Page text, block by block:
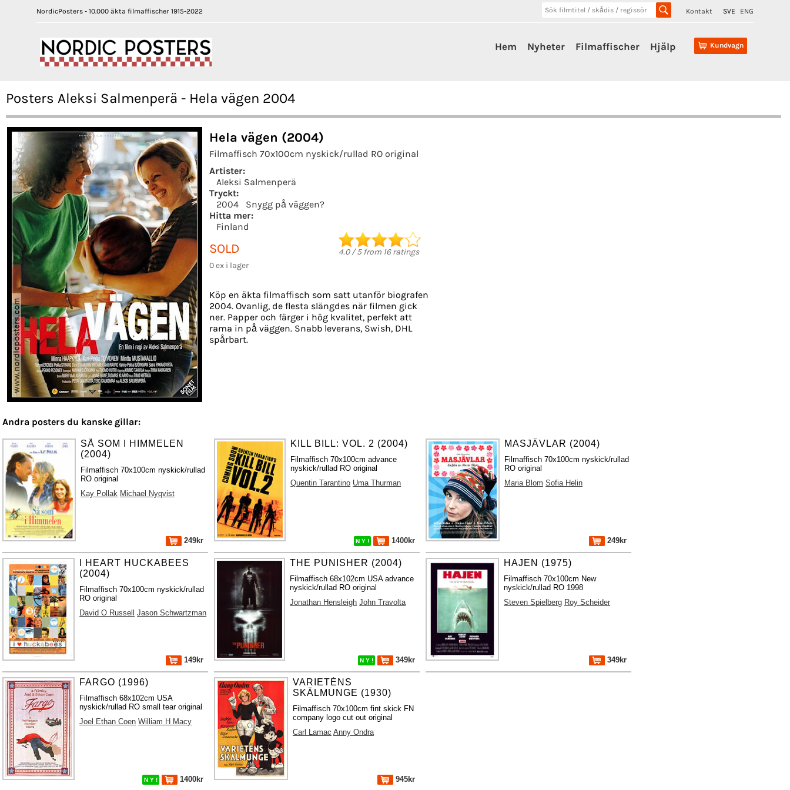
NordicPosters - 10.000 äkta filmaffischer 1915-2022 Kontakt SVE ENG
Kundvagn
Hem Nyheter Filmaffischer Hjälp
Posters Aleksi Salmenperä - Hela vägen 2004
Hela vägen (2004)
Filmaffisch 70x100cm nyskick/rullad RO original
Artister:
Aleksi Salmenperä
Tryckt:
2004
Snygg på väggen?
Hitta mer:
Finland
SOLD
0 ex i lager
4.0/5from 16ratings
Köp en äkta filmaffisch som satt utanför biografen
2004. Ovanlig, de flesta slängdes när filmen gick
ner. Papper och färger i hög kvalitet, perfekt att
rama in på väggen. Snabb leverans, Swish, DHL
spårbart.
Andra posters du kanske gillar:
SÅ SOM I HIMMELEN
(2004)
Filmaffisch 70x100cm nyskick/rullad
RO original
Kay Pollak Michael Nyqvist
249kr
KILL BILL: VOL. 2 (2004)
Filmaffisch 70x100cm advance
nyskick/rullad RO original
Quentin Tarantino Uma Thurman
N Y ! 1400kr
MASJÄVLAR (2004)
Filmaffisch 70x100cm nyskick/rullad
RO original
Maria Blom Sofia Helin
249kr
I HEART HUCKABEES
(2004)
Filmaffisch 70x100cm nyskick/rullad
RO original
David O Russell Jason Schwartzman
149kr
THE PUNISHER (2004)
Filmaffisch 68x102cm USA advance
nyskick/rullad RO original
Jonathan Hensleigh John Travolta
N Y ! 349kr
HAJEN (1975)
Filmaffisch 70x100cm New
nyskick/rullad RO 1998
Steven Spielberg Roy Scheider
349kr
FARGO (1996)
Filmaffisch 68x102cm USA
nyskick/rullad RO small tear original
Joel Ethan Coen William H Macy
N Y ! 1400kr
VARIETÉNS
SKÄLMUNGE (1930)
Filmaffisch 70x100cm fint skick FN
company logo cut out original
Carl Lamac Anny Ondra
945kr